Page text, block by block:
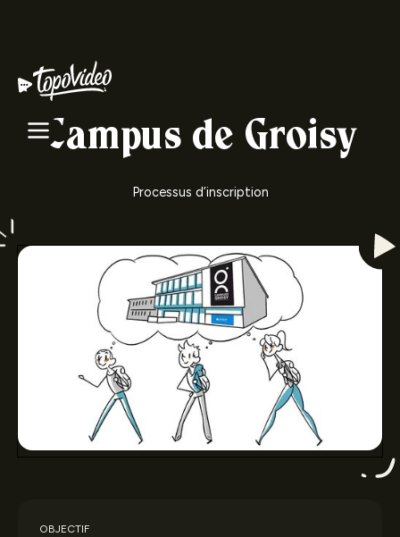
Campus de Groisy
Processus d’inscription
OBJECTIF